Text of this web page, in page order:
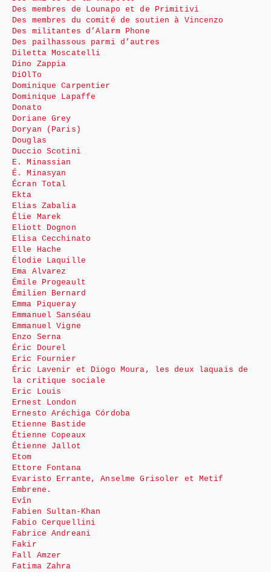
Des membres de Lounapo et de Primitivi
Des membres du comité de soutien à Vincenzo
Des militantes d’Alarm Phone
Des pailhassous parmi d’autres
Diletta Moscatelli
Dino Zappia
DiOlTo
Dominique Carpentier
Dominique Lapaffe
Donato
Doriane Grey
Doryan (Paris)
Douglas
Duccio Scotini
E. Minassian
É. Minasyan
Écran Total
Ekta
Elias Zabalia
Élie Marek
Eliott Dognon
Elisa Cecchinato
Elle Hache
Élodie Laquille
Ema Alvarez
Émile Progeault
Émilien Bernard
Emma Piqueray
Emmanuel Sanséau
Emmanuel Vigne
Enzo Serna
Éric Dourel
Eric Fournier
Éric Lavenir et Diogo Moura, les deux laquais de
la critique sociale
Eric Louis
Ernest London
Ernesto Aréchiga Córdoba
Etienne Bastide
Étienne Copeaux
Étienne Jallot
Etom
Ettore Fontana
Evaristo Errante, Anselme Grisoler et Metif
Embrene.
Evîn
Fabien Sultan-Khan
Fabio Cerquellini
Fabrice Andreani
Fakir
Fall Amzer
Fatima Zahra